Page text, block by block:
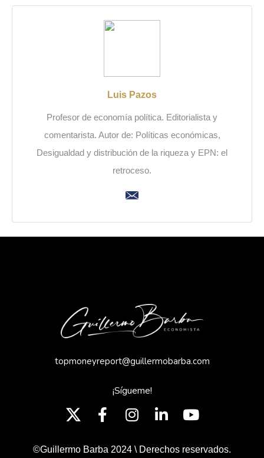
Luis Pazos
Profesor de economía política. Editorialista y
comentarista. Autor de: Políticas económicas,
Desigualdad y distribución de la riqueza y EPN: el
retroceso.
topmoneyreport@guillermobarba.com
¡Sígueme!
©Guillermo Barba 2024 \ Derechos reservados.